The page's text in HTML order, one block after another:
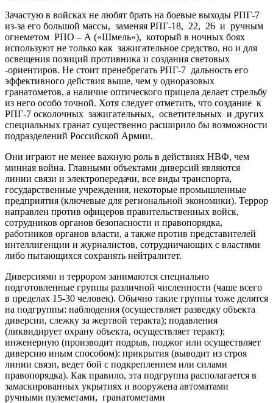
Зачастую в войсках не любят брать на боевые выходы РПГ-7
из-за его большой массы, заменяя РПГ-18, 22, 26 и ручным
огнеметом РПО – А («Шмель»), который в ночных боях
используют не только как зажигательное средство, но и для
освещения позиций противника и создания световых
-ориентиров. Не стоит пренебрегать РПГ-7 дальность его
эффективного действия выше, чем у одноразовых
гранатометов, а наличие оптического прицела делает стрельбу
из него особо точной. Хотя следует отметить, что создание к
РПГ-7 осколочных зажигательных, осветительных и других
специальных гранат существенно расширило бы возможности
подразделений Российской Армии.
Они играют не менее важную роль в действиях НВФ, чем
минная война. Главными объектами диверсий являются
линии связи и электропередачи, все виды транспорта,
государственные учреждения, некоторые промышленные
предприятия (ключевые для региональной экономики). Террор
направлен против офицеров правительственных войск,
сотрудников органов безопасности и правопорядка,
работников органов власти, а также против представителей
интеллигенции и журналистов, сотрудничающих с властями
либо пытающихся сохранять нейтралитет.
Диверсиями и террором занимаются специально
подготовленные группы различной численности (чаше всего
в пределах 15-30 человек). Обычно такие группы тоже делятся
на подгруппы: наблюдения (осуществляет разведку объекта
диверсии, слежку за жертвой теракта); подавления
(ликвидирует охрану объекта, осуществляет теракт);
инженерную (производит подрыв, поджог или осуществляет
диверсию иным способом): прикрытия (выводит из строя
линии связи, ведет бой с подкреплением или силами
правопорядка). Как правило, эта подгруппа располагается в
замаскированных укрытиях и вооружена автоматами
ручными пулеметами, гранатометами